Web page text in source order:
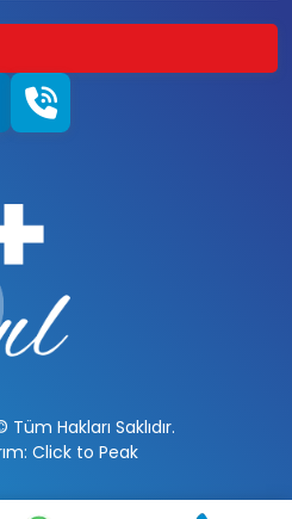
Tüm Hakları Saklıdır.
Click to Peak